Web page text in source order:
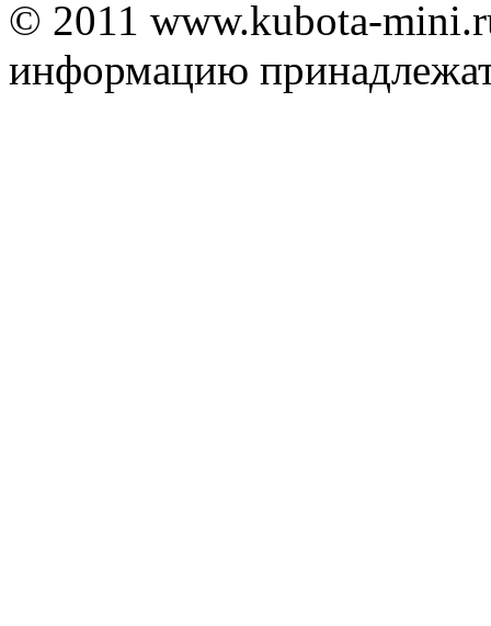
© 2011 www.kubota-
информацию